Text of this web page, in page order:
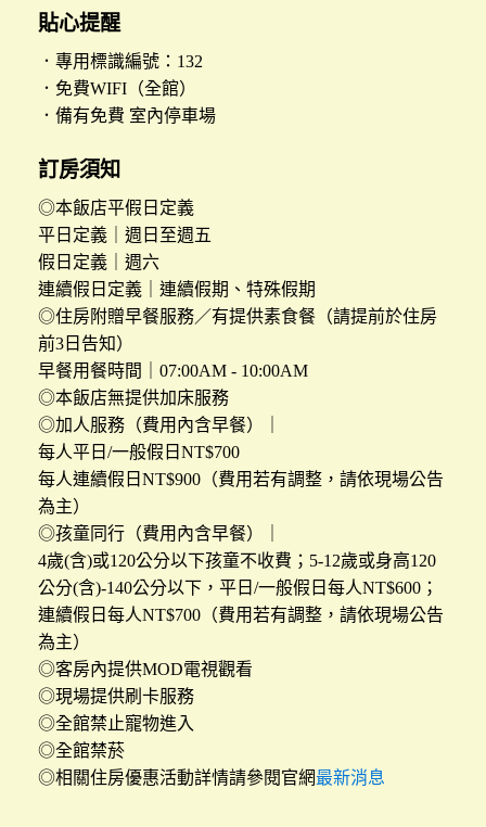
貼心提醒
．專用標識編號：132
．免費WIFI（全館）
．備有免費 室內停車場
訂房須知
◎本飯店平假日定義
平日定義｜週日至週五
假日定義｜週六
連續假日定義｜連續假期、特殊假期
◎住房附贈早餐服務／有提供素食餐（請提前於住房
前3日告知）
早餐用餐時間｜07:00AM - 10:00AM
◎本飯店無提供加床服務
◎加人服務（費用內含早餐）｜
每人平日/一般假日NT$700
每人連續假日NT$900（費用若有調整，請依現場公告
為主）
◎孩童同行（費用內含早餐）｜
4歲(含)或120公分以下孩童不收費；5-12歲或身高120
公分(含)-140公分以下，平日/一般假日每人NT$600；
連續假日每人NT$700（費用若有調整，請依現場公告
為主）
◎客房內提供MOD電視觀看
◎現場提供刷卡服務
◎全館禁止寵物進入
◎全館禁菸
◎相關住房優惠活動詳情請參閱官網最新消息